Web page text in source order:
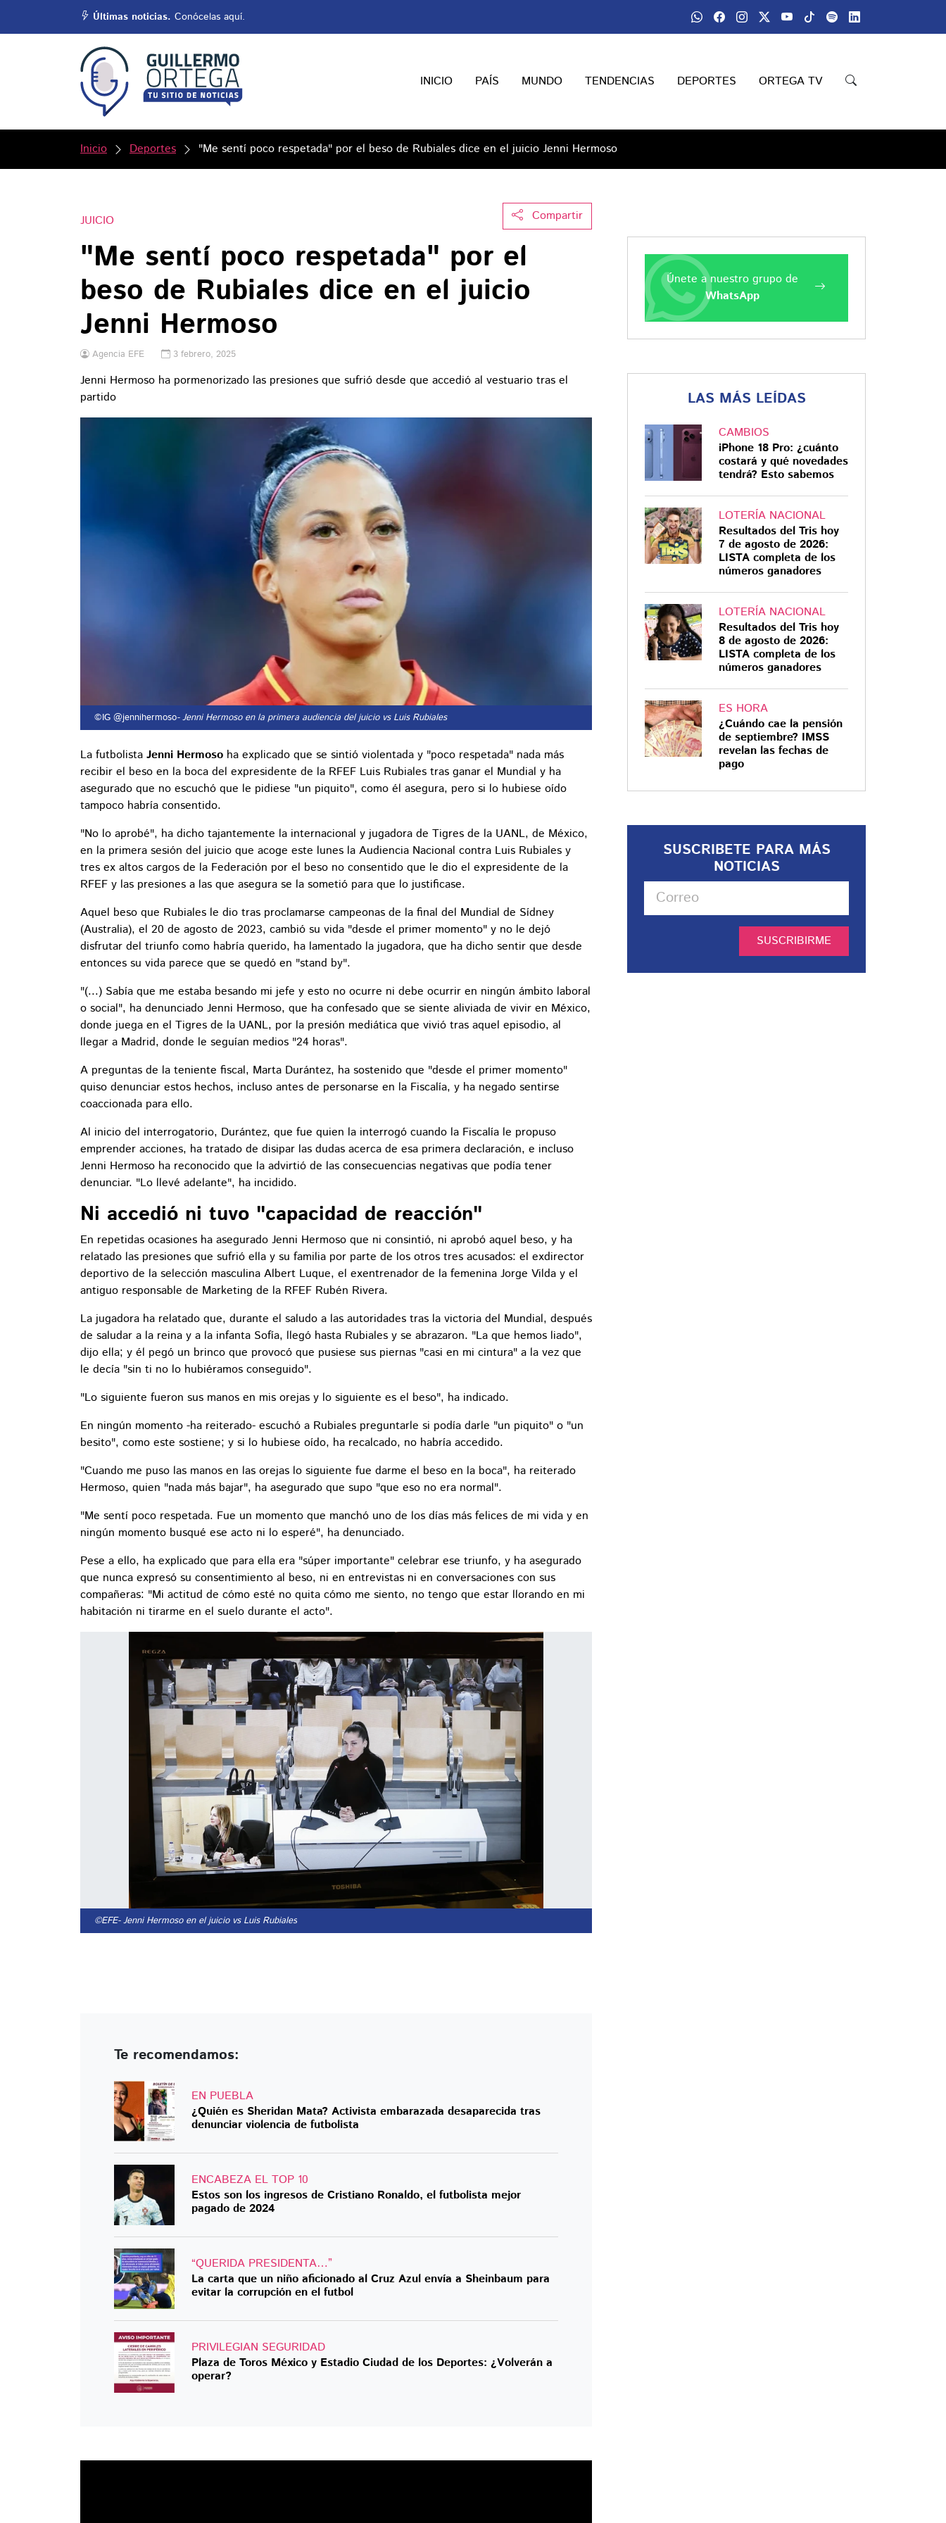
Últimas noticias. Conócelas aquí.
INICIO PAÍS MUNDO TENDENCIAS DEPORTES ORTEGA TV
Inicio Deportes "Me sentí poco respetada" por el beso de Rubiales dice en el juicio Jenni Hermoso
Compartir
JUICIO
"Me sentí poco respetada" por el
beso de Rubiales dice en el juicio
Jenni Hermoso
Agencia EFE 3 febrero, 2025
Jenni Hermoso ha pormenorizado las presiones que sufrió desde que accedió al vestuario tras el
partido
©IG @jennihermoso- Jenni Hermoso en la primera audiencia del juicio vs Luis Rubiales
La futbolista Jenni Hermoso ha explicado que se sintió violentada y "poco respetada" nada más
recibir el beso en la boca del expresidente de la RFEF Luis Rubiales tras ganar el Mundial y ha
asegurado que no escuchó que le pidiese "un piquito", como él asegura, pero si lo hubiese oído
tampoco habría consentido.
"No lo aprobé", ha dicho tajantemente la internacional y jugadora de Tigres de la UANL, de México,
en la primera sesión del juicio que acoge este lunes la Audiencia Nacional contra Luis Rubiales y
tres ex altos cargos de la Federación por el beso no consentido que le dio el expresidente de la
RFEF y las presiones a las que asegura se la sometió para que lo justificase.
Aquel beso que Rubiales le dio tras proclamarse campeonas de la final del Mundial de Sídney
(Australia), el 20 de agosto de 2023, cambió su vida "desde el primer momento" y no le dejó
disfrutar del triunfo como habría querido, ha lamentado la jugadora, que ha dicho sentir que desde
entonces su vida parece que se quedó en "stand by".
"(...) Sabía que me estaba besando mi jefe y esto no ocurre ni debe ocurrir en ningún ámbito laboral
o social", ha denunciado Jenni Hermoso, que ha confesado que se siente aliviada de vivir en México,
donde juega en el Tigres de la UANL, por la presión mediática que vivió tras aquel episodio, al
llegar a Madrid, donde le seguían medios "24 horas".
A preguntas de la teniente fiscal, Marta Durántez, ha sostenido que "desde el primer momento"
quiso denunciar estos hechos, incluso antes de personarse en la Fiscalía, y ha negado sentirse
coaccionada para ello.
Al inicio del interrogatorio, Durántez, que fue quien la interrogó cuando la Fiscalía le propuso
emprender acciones, ha tratado de disipar las dudas acerca de esa primera declaración, e incluso
Jenni Hermoso ha reconocido que la advirtió de las consecuencias negativas que podía tener
denunciar. "Lo llevé adelante", ha incidido.
Ni accedió ni tuvo "capacidad de reacción"
En repetidas ocasiones ha asegurado Jenni Hermoso que ni consintió, ni aprobó aquel beso, y ha
relatado las presiones que sufrió ella y su familia por parte de los otros tres acusados: el exdirector
deportivo de la selección masculina Albert Luque, el exentrenador de la femenina Jorge Vilda y el
antiguo responsable de Marketing de la RFEF Rubén Rivera.
La jugadora ha relatado que, durante el saludo a las autoridades tras la victoria del Mundial, después
de saludar a la reina y a la infanta Sofía, llegó hasta Rubiales y se abrazaron. "La que hemos liado",
dijo ella; y él pegó un brinco que provocó que pusiese sus piernas "casi en mi cintura" a la vez que
le decía "sin ti no lo hubiéramos conseguido".
"Lo siguiente fueron sus manos en mis orejas y lo siguiente es el beso", ha indicado.
En ningún momento -ha reiterado- escuchó a Rubiales preguntarle si podía darle "un piquito" o "un
besito", como este sostiene; y si lo hubiese oído, ha recalcado, no habría accedido.
"Cuando me puso las manos en las orejas lo siguiente fue darme el beso en la boca", ha reiterado
Hermoso, quien "nada más bajar", ha asegurado que supo "que eso no era normal".
"Me sentí poco respetada. Fue un momento que manchó uno de los días más felices de mi vida y en
ningún momento busqué ese acto ni lo esperé", ha denunciado.
Pese a ello, ha explicado que para ella era "súper importante" celebrar ese triunfo, y ha asegurado
que nunca expresó su consentimiento al beso, ni en entrevistas ni en conversaciones con sus
compañeras: "Mi actitud de cómo esté no quita cómo me siento, no tengo que estar llorando en mi
habitación ni tirarme en el suelo durante el acto".
©EFE- Jenni Hermoso en el juicio vs Luis Rubiales
Te recomendamos:
EN PUEBLA
¿Quién es Sheridan Mata? Activista embarazada desaparecida tras
denunciar violencia de futbolista
ENCABEZA EL TOP 10
Estos son los ingresos de Cristiano Ronaldo, el futbolista mejor
pagado de 2024
“QUERIDA PRESIDENTA…”
La carta que un niño aficionado al Cruz Azul envía a Sheinbaum para
evitar la corrupción en el futbol
PRIVILEGIAN SEGURIDAD
Plaza de Toros México y Estadio Ciudad de los Deportes: ¿Volverán a
operar?
Únete a nuestro grupo de
WhatsApp
LAS MÁS LEÍDAS
CAMBIOS
iPhone 18 Pro: ¿cuánto
costará y qué novedades
tendrá? Esto sabemos
LOTERÍA NACIONAL
Resultados del Tris hoy
7 de agosto de 2026:
LISTA completa de los
números ganadores
LOTERÍA NACIONAL
Resultados del Tris hoy
8 de agosto de 2026:
LISTA completa de los
números ganadores
ES HORA
¿Cuándo cae la pensión
de septiembre? IMSS
revelan las fechas de
pago
SUSCRIBETE PARA MÁS
NOTICIAS
SUSCRIBIRME